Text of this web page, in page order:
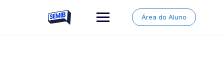
Área do Aluno